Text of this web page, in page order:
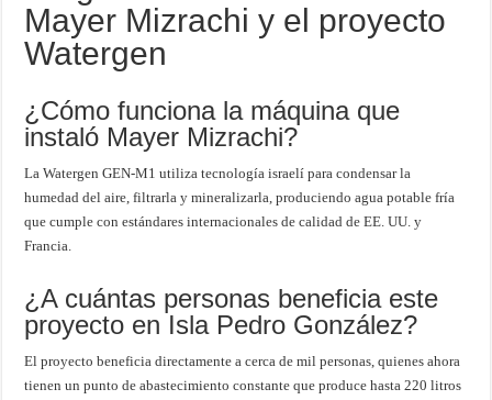
Mayer Mizrachi y el proyecto
Watergen
¿Cómo funciona la máquina que
instaló Mayer Mizrachi?
La Watergen GEN-M1 utiliza tecnología israelí para condensar la
humedad del aire, filtrarla y mineralizarla, produciendo agua potable fría
que cumple con estándares internacionales de calidad de EE. UU. y
Francia.
¿A cuántas personas beneficia este
proyecto en Isla Pedro González?
El proyecto beneficia directamente a cerca de mil personas, quienes ahora
tienen un punto de abastecimiento constante que produce hasta 220 litros